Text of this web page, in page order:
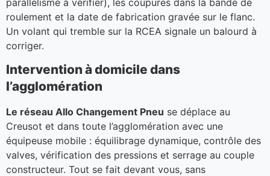
roulement et la date de fabrication gravée sur le flanc.
Un volant qui tremble sur la RCEA signale un balourd à
corriger.
Intervention à domicile dans
l’agglomération
Le réseau Allo Changement Pneu se déplace au
Creusot et dans toute l’agglomération avec une
équipeuse mobile : équilibrage dynamique, contrôle des
valves, vérification des pressions et serrage au couple
constructeur. Tout se fait devant vous, sans